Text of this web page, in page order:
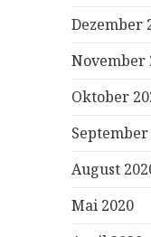
Dezember
November
Oktober
September
August
Mai 2020